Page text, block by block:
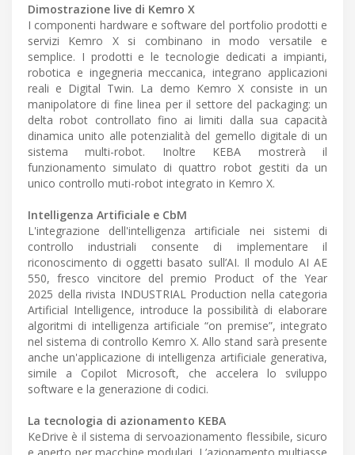
Dimostrazione live di Kemro X
I componenti hardware e software del portfolio prodotti e
servizi Kemro X si combinano in modo versatile e
semplice. I prodotti e le tecnologie dedicati a impianti,
robotica e ingegneria meccanica, integrano applicazioni
reali e Digital Twin. La demo Kemro X consiste in un
manipolatore di fine linea per il settore del packaging: un
delta robot controllato fino ai limiti dalla sua capacità
dinamica unito alle potenzialità del gemello digitale di un
sistema multi-robot. Inoltre KEBA mostrerà il
funzionamento simulato di quattro robot gestiti da un
unico controllo muti-robot integrato in Kemro X.
Intelligenza Artificiale e CbM
L'integrazione dell'intelligenza artificiale nei sistemi di
controllo industriali consente di implementare il
riconoscimento di oggetti basato sull’AI. Il modulo AI AE
550, fresco vincitore del premio Product of the Year
2025 della rivista INDUSTRIAL Production nella categoria
Artificial Intelligence, introduce la possibilità di elaborare
algoritmi di intelligenza artificiale “on premise”, integrato
nel sistema di controllo Kemro X. Allo stand sarà presente
anche un'applicazione di intelligenza artificiale generativa,
simile a Copilot Microsoft, che accelera lo sviluppo
software e la generazione di codici.
La tecnologia di azionamento KEBA
KeDrive è il sistema di servoazionamento flessibile, sicuro